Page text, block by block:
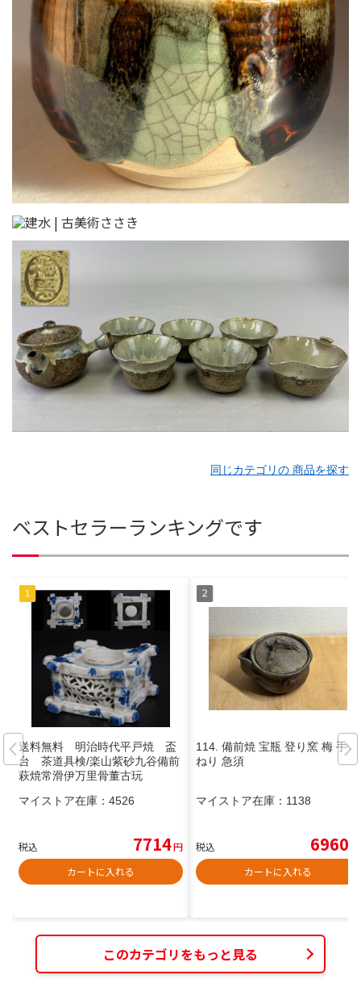
同じカテゴリの 商品を探す
ベストセラーランキングです
送料無料 明治時代平戸焼 盃
台 茶道具検/楽山紫砂九谷備前
萩焼常滑伊万里骨董古玩
マイストア在庫： 4526
税込 7714円
カートに入れる
114. 備前焼 宝瓶 登り窯 梅 手び
ねり 急須
マイストア在庫： 1138
税込 6960
カートに入れる
このカテゴリをもっと見る